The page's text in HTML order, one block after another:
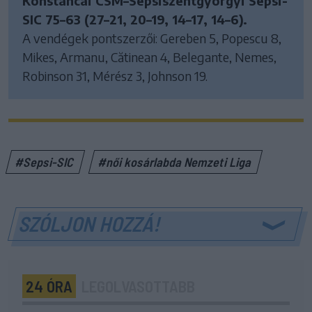
SIC 75–63 (27–21, 20–19, 14–17, 14–6).
A vendégek pontszerzői: Gereben 5, Popescu 8,
Mikes, Armanu, Cătinean 4, Belegante, Nemes,
Robinson 31, Mérész 3, Johnson 19.
#Sepsi-SIC #női kosárlabda Nemzeti Liga
SZÓLJON HOZZÁ!
24 ÓRA